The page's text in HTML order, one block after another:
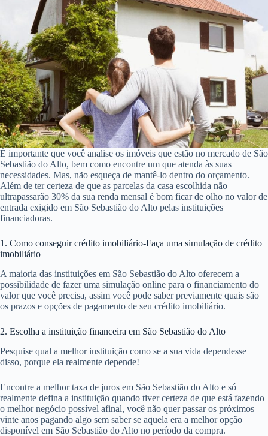
É importante que você analise os imóveis que estão no mercado de São
Sebastião do Alto, bem como encontre um que atenda às suas
necessidades. Mas, não esqueça de mantê-lo dentro do orçamento.
Além de ter certeza de que as parcelas da casa escolhida não
ultrapassarão 30% da sua renda mensal é bom ficar de olho no valor de
entrada exigido em São Sebastião do Alto pelas instituições
financiadoras.
1. Como conseguir crédito imobiliário-Faça uma simulação de crédito
imobiliário
A maioria das instituições em São Sebastião do Alto oferecem a
possibilidade de fazer uma simulação online para o financiamento do
valor que você precisa, assim você pode saber previamente quais são
os prazos e opções de pagamento de seu crédito imobiliário.
2. Escolha a instituição financeira em São Sebastião do Alto
Pesquise qual a melhor instituição como se a sua vida dependesse
disso, porque ela realmente depende!
Encontre a melhor taxa de juros em São Sebastião do Alto e só
realmente defina a instituição quando tiver certeza de que está fazendo
o melhor negócio possível afinal, você não quer passar os próximos
vinte anos pagando algo sem saber se aquela era a melhor opção
disponível em São Sebastião do Alto no período da compra.